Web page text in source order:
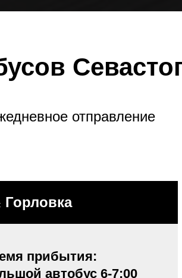
отправление
Горловка
прибытия:
автобус 6-7:00